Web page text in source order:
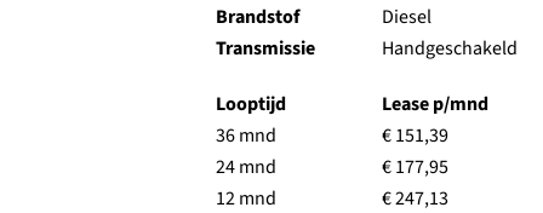
Brandstof
Diesel
Transmissie
Handgeschakeld
Looptijd
36 mnd
24 mnd
12 mnd
Lease p/mnd
€ 151,39
€ 177,95
€ 247,13